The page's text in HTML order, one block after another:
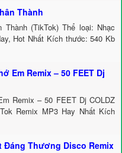
Thành
Thành (TikTok) Thể loại: Nhạc
Hot Nhất Kích thước: 540 Kb
Em Remix – 50 FEET Dj
Remix – 50 FEET Dj COLDZ
Remix MP3 Hay Nhất Kích
Đáng Thương Disco Remix